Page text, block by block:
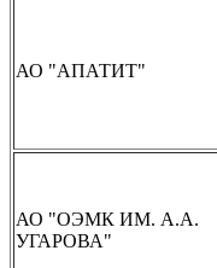
АО "АПАТИТ"
АО "ОЭМК ИМ. А.А.
УГАРОВА"